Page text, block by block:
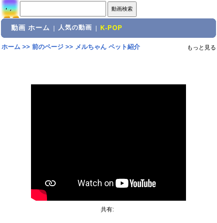
動画 ホーム 人気の動画 K-POP
ホーム>> 前のページ>> メルちゃん ペット紹介 もっと見る
共有: